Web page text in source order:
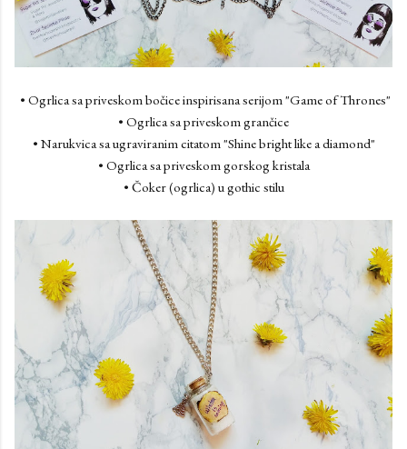
• Ogrlica sa priveskom bočice inspirisana serijom "Game of Thrones"
• Ogrlica sa priveskom grančice
• Narukvica sa ugraviranim citatom "Shine bright like a diamond"
• Ogrlica sa priveskom gorskog kristala
• Čoker (ogrlica) u gothic stilu